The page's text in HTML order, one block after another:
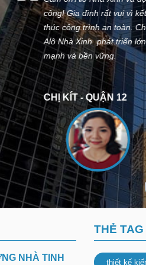
công! Gia đình rất vui vì kết
thúc công trình an toàn. Chúc
Alô Nhà Xinh phát triển lớn
mạnh và bền vững.
CHỊ KÍT - QUẬN 12
NHÀ TINH
THẺ TAG
thiết kế